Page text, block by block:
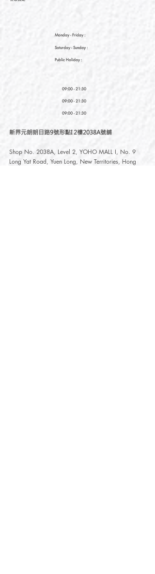
Monday - Friday :
Saturday- Sunday :
Public Holiday :
09:00 - 21:30
09:00 - 21:30
09:00 - 21:30
新界元朗朗日路9號形點I 2樓2038A號舖
Shop No. 2038A, Level 2, YOHO MALL I, No. 9
Long Yat Road, Yuen Long, New Territories, Hong